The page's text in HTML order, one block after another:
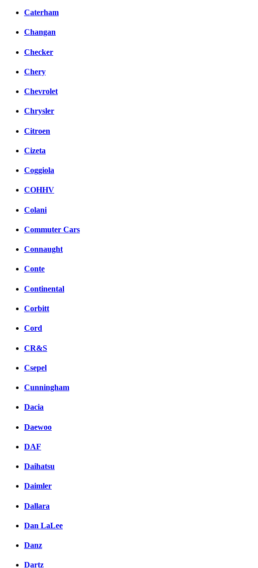
Caterham
Changan
Checker
Chery
Chevrolet
Chrysler
Citroen
Cizeta
Coggiola
COHHV
Colani
Commuter Cars
Connaught
Conte
Continental
Corbitt
Cord
CR&S
Csepel
Cunningham
Dacia
Daewoo
DAF
Daihatsu
Daimler
Dallara
Dan LaLee
Danz
Dartz